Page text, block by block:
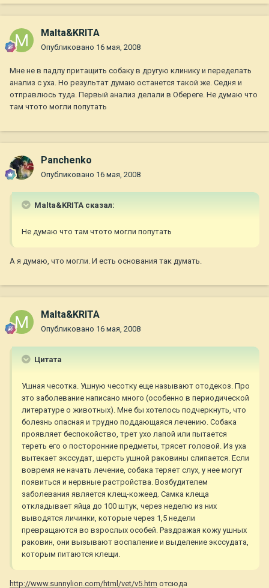
Malta&KRITA
Опубликовано 16 мая, 2008
Мне не в падлу притащить собаку в другую клинику и переделать
анализ с уха. Но результат думаю останется такой же. Седня и
отправлюсь туда. Первый анализ делали в Обереге. Не думаю что
там чтото могли попутать
Panchenko
Опубликовано 16 мая, 2008
Malta&KRITA сказал:
Не думаю что там чтото могли попутать
А я думаю, что могли. И есть основания так думать.
Malta&KRITA
Опубликовано 16 мая, 2008
Цитата
Ушная чесотка. Ушную чесотку еще называют отодекоз. Про
это заболевание написано много (особенно в периодической
литературе о животных). Мне бы хотелось подчеркнуть, что
болезнь опасная и трудно поддающаяся лечению. Собака
проявляет беспокойство, трет ухо лапой или пытается
тереть его о посторонние предметы, трясет головой. Из уха
вытекает экссудат, шерсть ушной раковины слипается. Если
вовремя не начать лечение, собака теряет слух, у нее могут
появиться и нервные растройства. Возбудителем
заболевания является клещ-кожеед. Самка клеща
откладывает яйца до 100 штук, через неделю из них
выводятся личинки, которые через 1,5 недели
превращаются во взрослых особей. Раздражая кожу ушных
раковин, они вызывают воспаление и выделение экссудата,
которым питаются клещи.
http://www.sunnylion.com/html/vet/v5.htm отсюда